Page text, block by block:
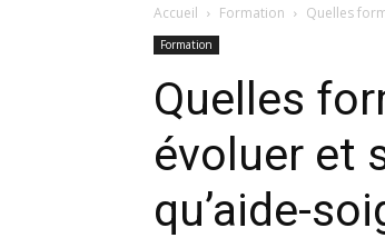
Accueil Formation Quelles
Formation
Quelles
évoluer et
qu’aide-